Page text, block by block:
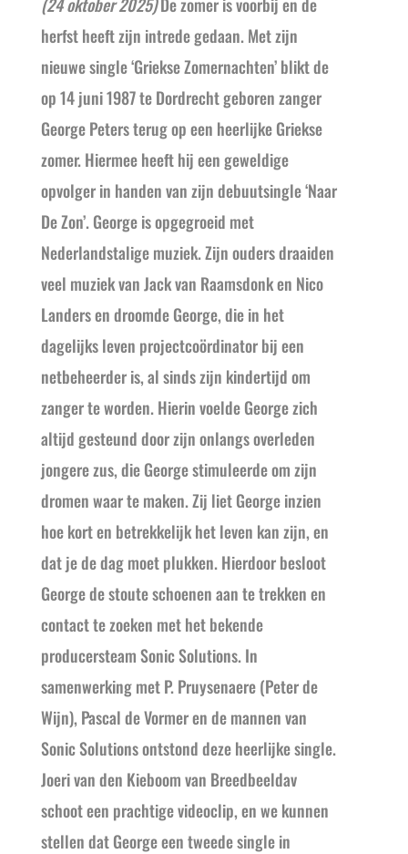
herfst heeft zijn intrede gedaan. Met zijn
nieuwe single ‘Griekse Zomernachten’ blikt de
op 14 juni 1987 te Dordrecht geboren zanger
George Peters terug op een heerlijke Griekse
zomer. Hiermee heeft hij een geweldige
opvolger in handen van zijn debuutsingle ‘Naar
De Zon’. George is opgegroeid met
Nederlandstalige muziek. Zijn ouders draaiden
veel muziek van Jack van Raamsdonk en Nico
Landers en droomde George, die in het
dagelijks leven projectcoördinator bij een
netbeheerder is, al sinds zijn kindertijd om
zanger te worden. Hierin voelde George zich
altijd gesteund door zijn onlangs overleden
jongere zus, die George stimuleerde om zijn
dromen waar te maken. Zij liet George inzien
hoe kort en betrekkelijk het leven kan zijn, en
dat je de dag moet plukken. Hierdoor besloot
George de stoute schoenen aan te trekken en
contact te zoeken met het bekende
producersteam Sonic Solutions. In
samenwerking met P. Pruysenaere (Peter de
Wijn), Pascal de Vormer en de mannen van
Sonic Solutions ontstond deze heerlijke single.
Joeri van den Kieboom van Breedbeeldav
schoot een prachtige videoclip, en we kunnen
stellen dat George een tweede single in